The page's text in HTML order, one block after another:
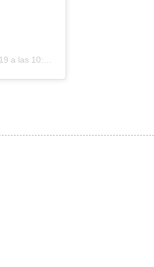
las 10:44 PDT